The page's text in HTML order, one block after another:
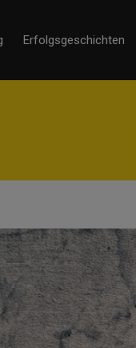
Erfolgsgeschichten